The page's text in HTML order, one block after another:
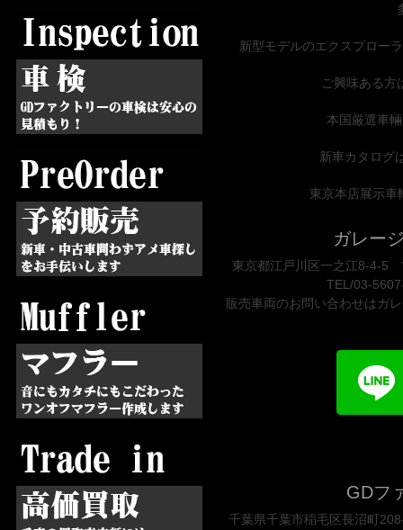
新型モデルのエクスプロー
ご興味ある方
本国厳選車
新車カタログ
東京本店展示
ガレー
東京都江戸川区一之江8-4-5
TEL/03-
販売車両のお問い合わせはガ
GDフ
千葉県千葉市稲毛区長沼町